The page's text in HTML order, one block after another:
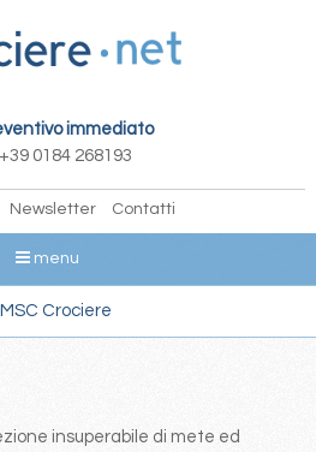
immediato
+39 0184 268193
Newsletter Contatti
menu
MSC Crociere
insuperabile di mete ed